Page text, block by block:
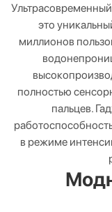
это
миллионов
полностью
пальцев.
в режиме